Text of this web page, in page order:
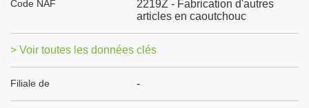
Code NAF
2219Z - Fabrication d'autres
articles en caoutchouc
> Voir toutes les données clés
Filiale de -